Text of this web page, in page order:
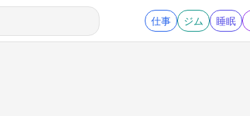
仕事 ジム 睡眠